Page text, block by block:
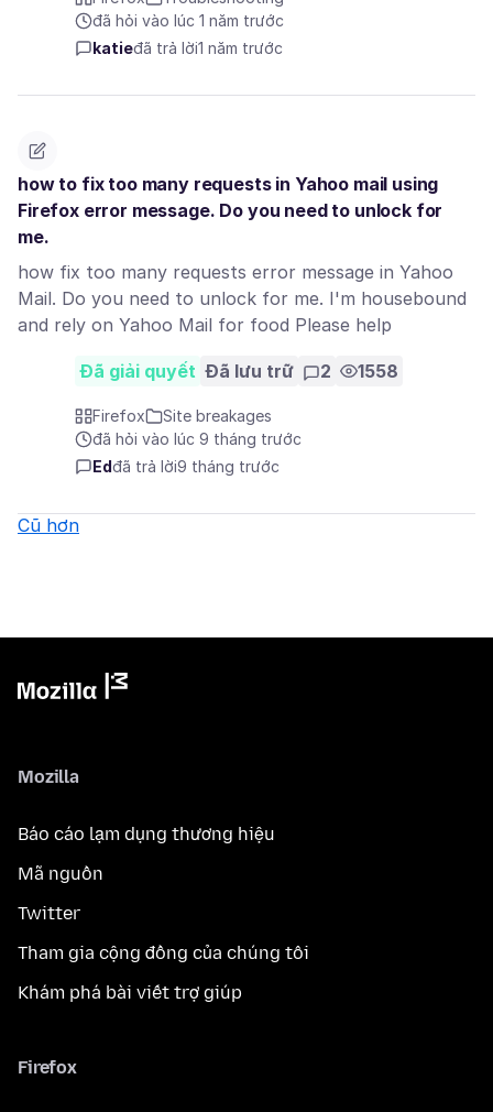
đã hỏi vào lúc 1 năm trước
katieđã trả lời1 năm trước
how to fix too many requests in Yahoo mail using
Firefox error message. Do you need to unlock for
me.
how fix too many requests error message in Yahoo
Mail. Do you need to unlock for me. I'm housebound
and rely on Yahoo Mail for food Please help
Đã giải quyết Đã lưu trữ 2 1558
Firefox
Site breakages
đã hỏi vào lúc 9 tháng trước
Edđã trả lời9 tháng trước
Cũ hơn
Mozilla
Báo cáo lạm dụng thương hiệu
Mã nguồn
Twitter
Tham gia cộng đồng của chúng tôi
Khám phá bài viết trợ giúp
Firefox